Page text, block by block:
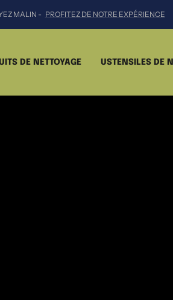
MALIN - PROFITEZ DE NOTRE EXPÉRIENCE
DE NETTOYAGE USTENSILES DE